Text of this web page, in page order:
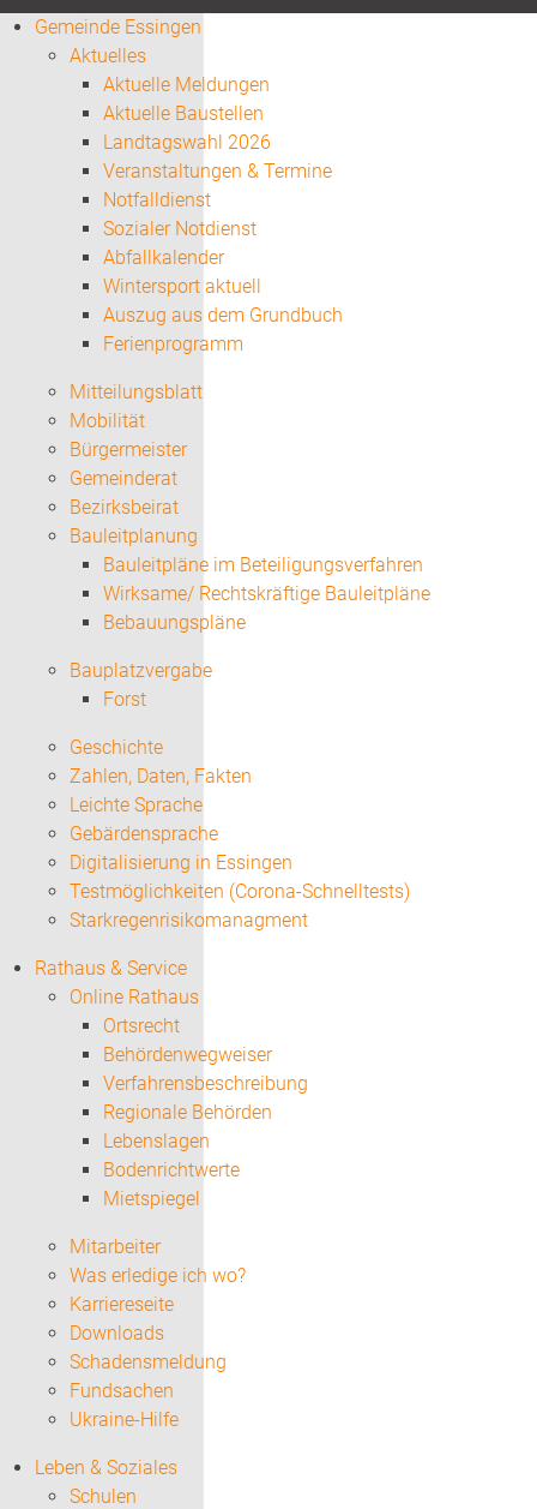
Gemeinde Essingen
Aktuelles
Aktuelle Meldungen
Aktuelle Baustellen
Landtagswahl 2026
Veranstaltungen & Termine
Notfalldienst
Sozialer Notdienst
Abfallkalender
Wintersport aktuell
Auszug aus dem Grundbuch
Ferienprogramm
Mitteilungsblatt
Mobilität
Bürgermeister
Gemeinderat
Bezirksbeirat
Bauleitplanung
Bauleitpläne im Beteiligungsverfahren
Wirksame/ Rechtskräftige Bauleitpläne
Bebauungspläne
Bauplatzvergabe
Forst
Geschichte
Zahlen, Daten, Fakten
Leichte Sprache
Gebärdensprache
Digitalisierung in Essingen
Testmöglichkeiten (Corona-Schnelltests)
Starkregenrisikomanagment
Rathaus & Service
Online Rathaus
Ortsrecht
Behördenwegweiser
Verfahrensbeschreibung
Regionale Behörden
Lebenslagen
Bodenrichtwerte
Mietspiegel
Mitarbeiter
Was erledige ich wo?
Karriereseite
Downloads
Schadensmeldung
Fundsachen
Ukraine-Hilfe
Leben & Soziales
Schulen